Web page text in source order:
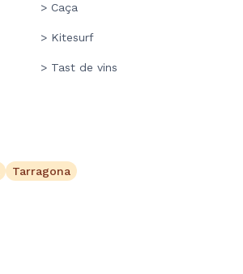
> Caça
> Kitesurf
> Tast de vins
Tarragona